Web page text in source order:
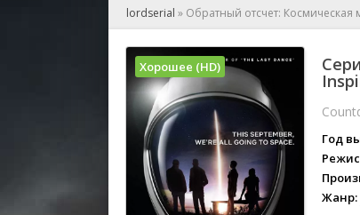
🕺
🎤
🧙‍♀️
🏅
lordserial » Обратный отсчет: Космическая
Год
Жанр:
Хорошее (HD)